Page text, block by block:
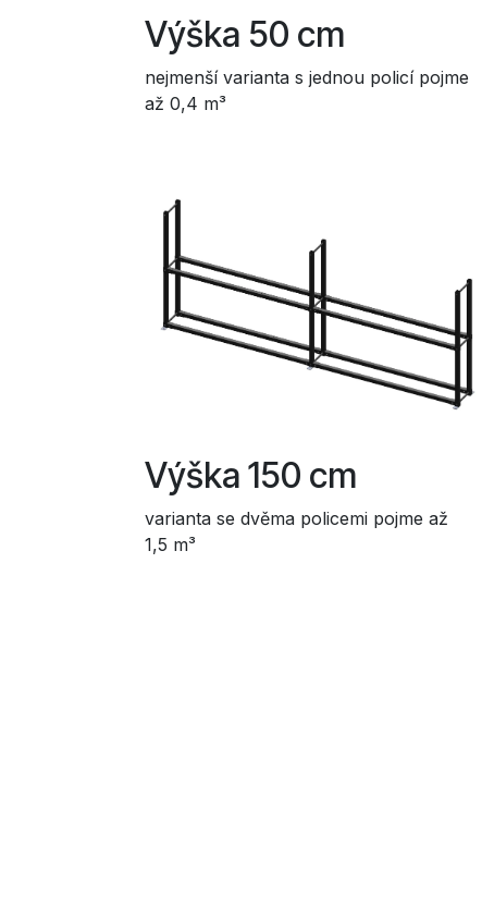
Výška 50 cm
nejmenší varianta s jednou policí pojme
až 0,4 m³
Výška 150 cm
varianta se dvěma policemi pojme až
1,5 m³